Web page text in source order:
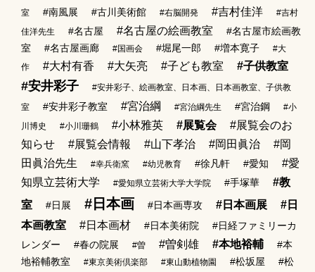
室
#南風展 #古川美術館 #右脳開発 #吉村佳洋
#吉村
佳洋先生
#名古屋 #名古屋の絵画教室
#名古屋市絵画教
室
#名古屋画廊 #国画会 #堀尾一郎 #増本寛子
#大
作
#大村有香 #大矢亮 #子ども教室 #子供教室
#安井彩子
#安井彩子、絵画教室、日本画、日本画教室、子供教
室
#安井彩子教室 #宮治綱 #宮治綱先生 #宮治鋼
#小
川博史
#小川珊鶴 #小林雅英 #展覧会
#展覧会のお
知らせ
#展覧会情報 #山下孝治 #岡田眞治
#岡
田眞治先生
#幸兵衛窯 #幼児教育 #徐凡軒 #愛知
#愛
知県立芸術大学
#愛知県立芸術大学大学院 #手塚華
#教
室
#日展 #日本画 #日本画専攻 #日本画展
#日
本画教室
#日本画材 #日本美術院
#日経ファミリーカ
レンダー
#春の院展 #曽 #曽剣雄 #本地裕輔
#本
地裕輔教室
#東京美術倶楽部 #東山動植物園 #松坂屋
#松